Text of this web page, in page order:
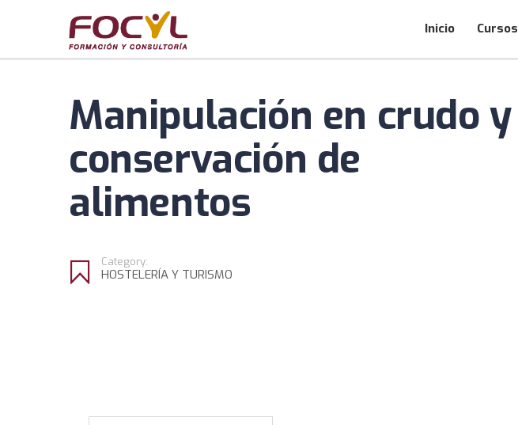
Inicio Cursos
Manipulación en crudo y
conservación de
alimentos
Category:
HOSTELERÍA Y TURISMO